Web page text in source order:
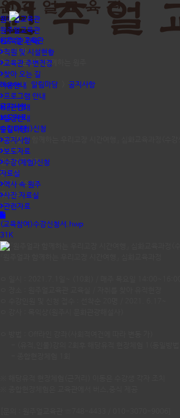
원주얼교육관
원주얼교육관
교육관 안내
직원 및 시설현황
교육관 주변전경
찾아 오는 길
이용안내
프로그램 안내
대관안내
일정안내
알림마당
공지사항
보도자료
수강(체험)신청
자료실
역사 속 원주
사진 자료실
관련자료
원주 얼 교육관
공지사항
역사와 문화가 함께하는 원주
Home> 알림마당 공지사항
공지사항
보도자료
수강(체험)신청
『원주얼과 함께하는 우리고장 시간여행』 심화교육과정<수강
작성자
원주얼교육관
등록일
2021.06.16
조회수
1572
(교육참여)수강신청서.hwp
31K